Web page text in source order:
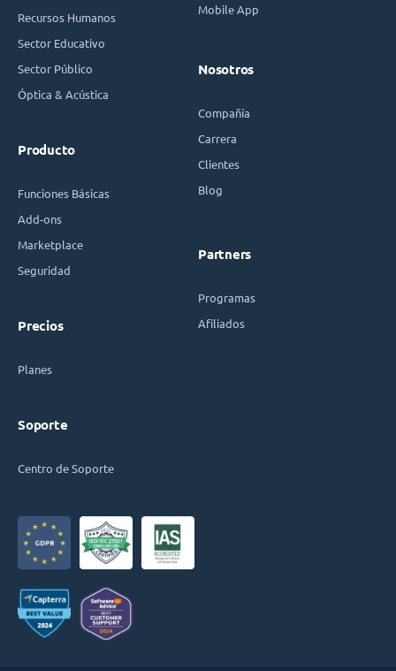
Recursos Humanos
Sector Educativo
Sector Público
Óptica & Acústica
Producto
Funciones Básicas
Add-ons
Marketplace
Seguridad
Precios
Planes
Soporte
Centro de Soporte
Mobile App
Nosotros
Compañía
Carrera
Clientes
Blog
Partners
Programas
Afiliados